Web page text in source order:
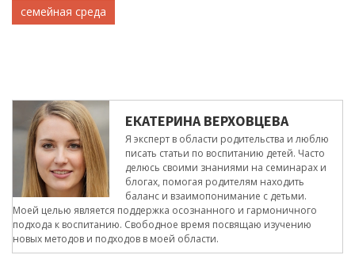
семейная среда
ЕКАТЕРИНА ВЕРХОВЦЕВА
Я эксперт в области родительства и люблю
писать статьи по воспитанию детей. Часто
делюсь своими знаниями на семинарах и
блогах, помогая родителям находить
баланс и взаимопонимание с детьми.
Моей целью является поддержка осознанного и гармоничного
подхода к воспитанию. Свободное время посвящаю изучению
новых методов и подходов в моей области.